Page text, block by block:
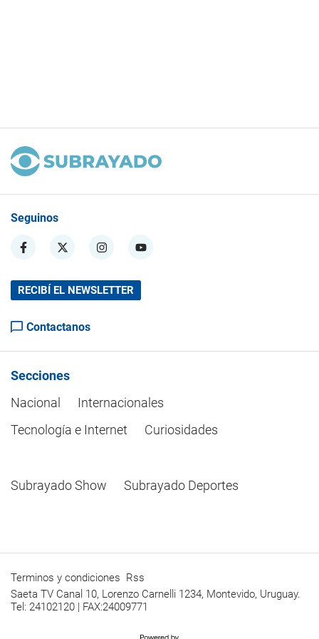
Seguinos
RECIBÍ EL NEWSLETTER
Contactanos
Secciones
Nacional
Internacionales
Tecnología e Internet
Curiosidades
Subrayado Show Subrayado Deportes
Terminos y condiciones Rss
Saeta TV Canal 10, Lorenzo Carnelli 1234, Montevido, Uruguay.
Tel: 24102120 | FAX:24009771